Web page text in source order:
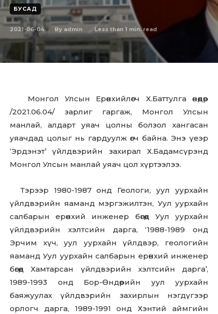
БУСАД
2021-06-04 By admin Less than 1 min. read
Монгол Улсын Ерөнхийлөгч Х.Баттулга өнөөдөр
/2021.06.04/ зарлиг гаргаж, Монгол Улсын
манлай, алдарт уяач цолны болзол хангасан
уяачдад цолыг нь гардуулж өгч байна. Энэ үеэр
‘Эрдэнэт’ үйлдвэрийн захирал Х.Бадамсүрэнд
Монгол Улсын манлай уяач цол хүртээлээ.
Тэрээр 1980-1987 онд Геологи, уул уурхайн
үйлдвэрийн яаманд мэргэжилтэн, Уул уурхайн
салбарын ерөнхий инженер бөгөөд Уул уурхайн
үйлдвэрийн хэлтсийн дарга, ‘1988-1989 онд
Эрчим хүч, уул уурхайн үйлдвэр, геологийн
яаманд Уул уурхайн салбарын ерөнхий инженер
бөгөөд Хамтарсан үйлдвэрийн хэлтсийн дарга’,
1989-1993 онд Бор-Өндөрийн уул уурхайн
баяжуулах үйлдвэрийн захирлын нэгдүгээр
орлогч дарга, 1989-1991 онд Хэнтий аймгийн